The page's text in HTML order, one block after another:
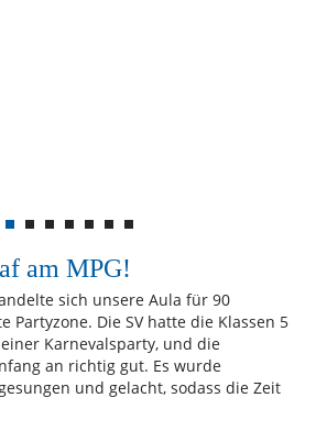
am MPG!
sich unsere Aula für 90
Partyzone. Die SV hatte die Klassen 5
Karnevalsparty, und die
an richtig gut. Es wurde
und gelacht, sodass die Zeit